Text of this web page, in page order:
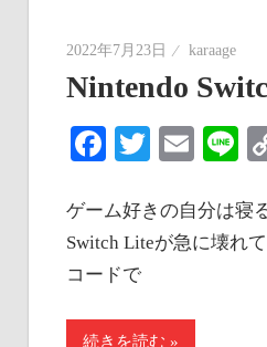
2022年7月23日 karaage
Nintendo
Facebook
Twitter
ゲーム好きの自分は寝
Switch Liteが急に壊れ
コードで
続きを読む